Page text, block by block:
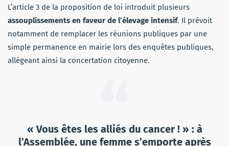
L’article 3 de la proposition de loi introduit plusieurs
assouplissements en faveur de l’élevage intensif. Il prévoit
notamment de remplacer les réunions publiques par une
simple permanence en mairie lors des enquêtes publiques,
allégeant ainsi la concertation citoyenne.
« Vous êtes les alliés du cancer ! » : à
l’Assemblée, une femme s’emporte après